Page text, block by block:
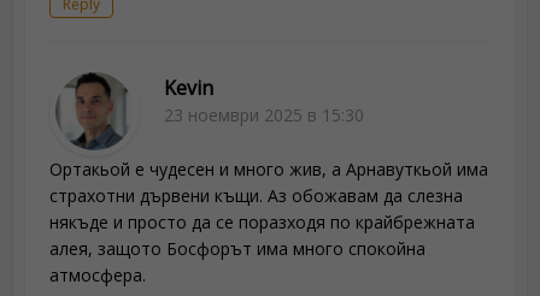
Kevin
23 ноември 2025 в 15:30
Ортакьой е чудесен и много жив, а Арнавуткьой има
страхотни дървени къщи. Аз обожавам да слезна
някъде и просто да се поразходя по крайбрежната
алея, защото Босфорът има много спокойна
атмосфера.